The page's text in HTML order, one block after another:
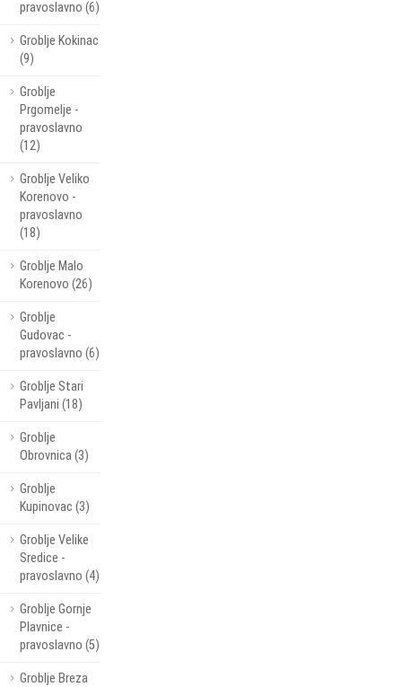
pravoslavno (6)
Groblje Kokinac
(9)
Groblje
Prgomelje -
pravoslavno
(12)
Groblje Veliko
Korenovo -
pravoslavno
(18)
Groblje Malo
Korenovo (26)
Groblje
Gudovac -
pravoslavno (6)
Groblje Stari
Pavljani (18)
Groblje
Obrovnica (3)
Groblje
Kupinovac (3)
Groblje Velike
Sredice -
pravoslavno (4)
Groblje Gornje
Plavnice -
pravoslavno (5)
Groblje Breza